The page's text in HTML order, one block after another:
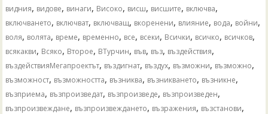
видния, видове, винаги, Високо, висш, висшите, включва,
включването, включват, включващ, вкоренени, влияние, вода, войни,
воля, волята, време, временно, все, всеки, Всички, всичко, всичков,
всякакви, Всяко, Второе, ВТурчин, във, въз, въздействия,
въздействияМегапроектът, въздигнат, въздух, възможни, възможно,
възможност, възможността, възниква, възникването, възникне,
възприема, възпроизведат, възпроизведе, възпроизведен,
възпроизвеждане, възпроизвеждането, възражения, възстанови,